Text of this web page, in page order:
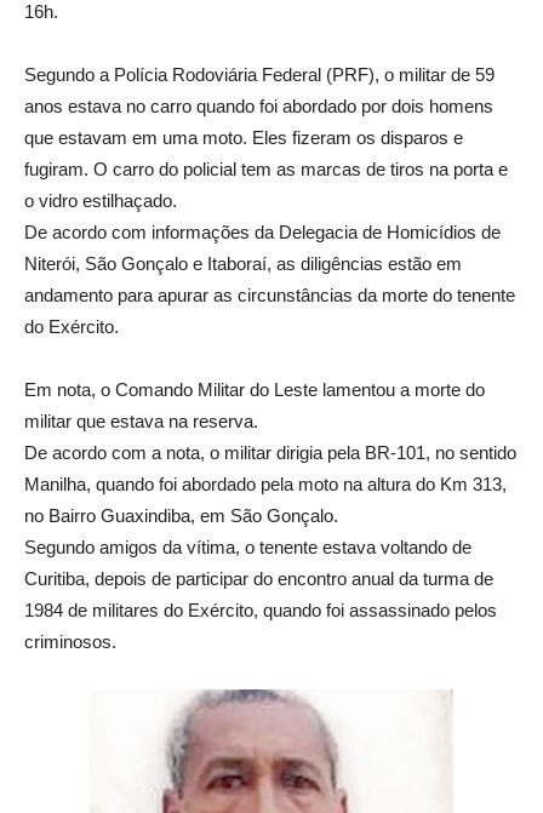
16h.
Segundo a Polícia Rodoviária Federal (PRF), o militar de 59
anos estava no carro quando foi abordado por dois homens
que estavam em uma moto. Eles fizeram os disparos e
fugiram. O carro do policial tem as marcas de tiros na porta e
o vidro estilhaçado.
De acordo com informações da Delegacia de Homicídios de
Niterói, São Gonçalo e Itaboraí, as diligências estão em
andamento para apurar as circunstâncias da morte do tenente
do Exército.
Em nota, o Comando Militar do Leste lamentou a morte do
militar que estava na reserva.
De acordo com a nota, o militar dirigia pela BR-101, no sentido
Manilha, quando foi abordado pela moto na altura do Km 313,
no Bairro Guaxindiba, em São Gonçalo.
Segundo amigos da vítima, o tenente estava voltando de
Curitiba, depois de participar do encontro anual da turma de
1984 de militares do Exército, quando foi assassinado pelos
criminosos.